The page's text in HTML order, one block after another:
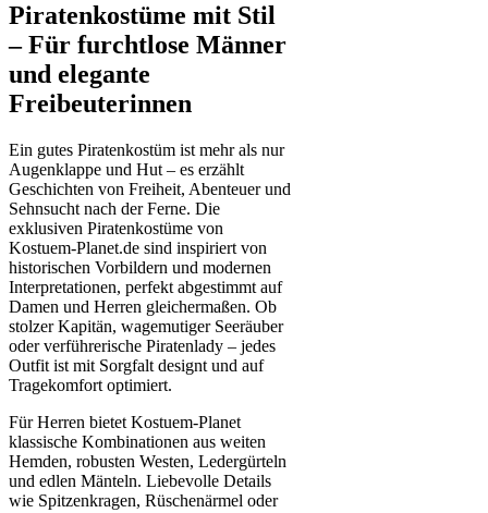
Piratenkostüme mit Stil
– Für furchtlose Männer
und elegante
Freibeuterinnen
Ein gutes Piratenkostüm ist mehr als nur
Augenklappe und Hut – es erzählt
Geschichten von Freiheit, Abenteuer und
Sehnsucht nach der Ferne. Die
exklusiven Piratenkostüme von
Kostuem-Planet.de sind inspiriert von
historischen Vorbildern und modernen
Interpretationen, perfekt abgestimmt auf
Damen und Herren gleichermaßen. Ob
stolzer Kapitän, wagemutiger Seeräuber
oder verführerische Piratenlady – jedes
Outfit ist mit Sorgfalt designt und auf
Tragekomfort optimiert.
Für Herren bietet Kostuem-Planet
klassische Kombinationen aus weiten
Hemden, robusten Westen, Ledergürteln
und edlen Mänteln. Liebevolle Details
wie Spitzenkragen, Rüschenärmel oder